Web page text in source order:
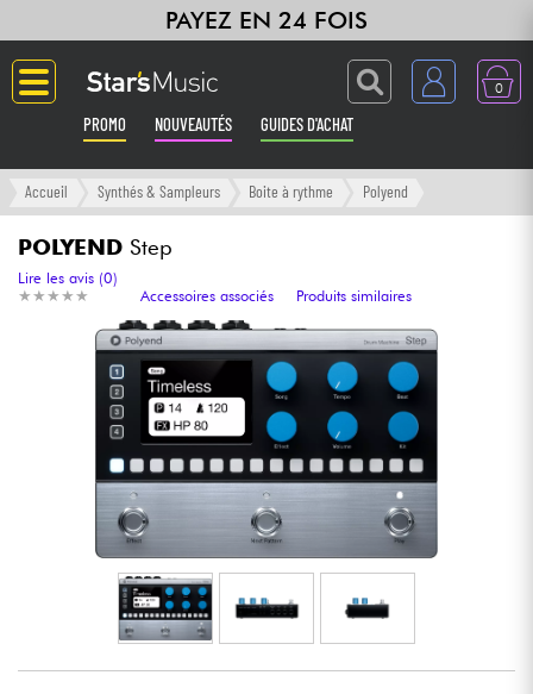
PAYEZ EN 24 FOIS
0
PROMO NOUVEAUTÉS GUIDES D'ACHAT
Langue
Guitares & Basses
Amplis & Effets
Claviers & Pianos
Synthés & Sampleurs
Home Studio
Casques
Micros & HF
Accueil Synthés & Sampleurs Boite à rythme Polyend
POLYEND Step
★ ★ ★ ★ ★
★ ★ ★ ★ ★
Lire les avis (0)
Accessoires associés
Produits similaires